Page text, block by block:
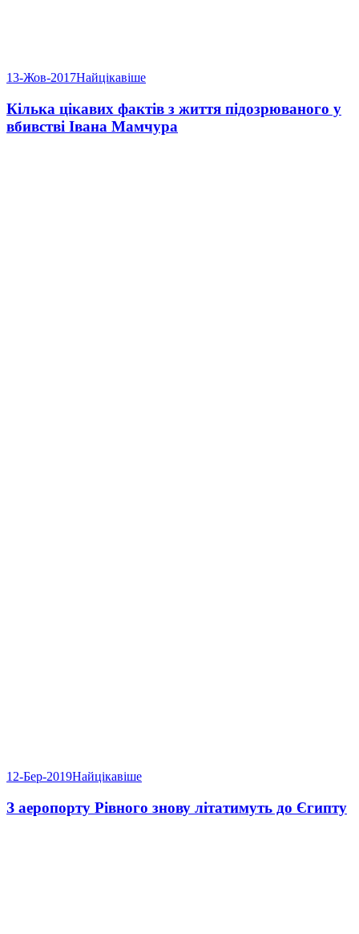
13-Жов-2017Найцікавіше
Кілька цікавих фактів з життя підозрюваного у
вбивстві Івана Мамчура
12-Бер-2019Найцікавіше
З аеропорту Рівного знову літатимуть до Єгипту